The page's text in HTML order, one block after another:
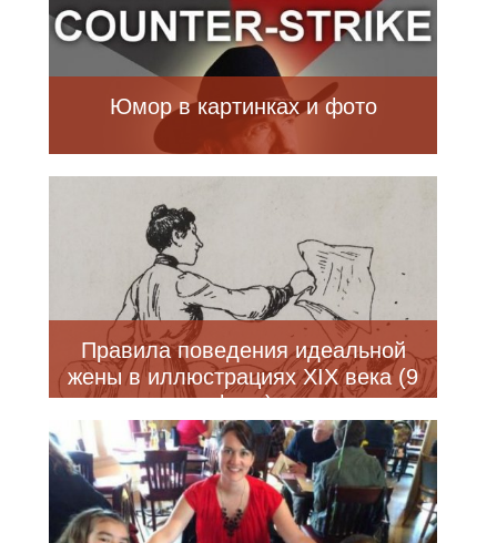
Юмор в картинках и фото
Правила поведения идеальной
жены в иллюстрациях XIX века (9
фото)